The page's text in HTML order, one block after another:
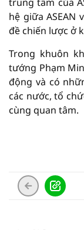
hệ giữa ASEAN
đề chiến lược ở
Trong khuôn
tướng Phạm
động và có
các nước, tổ
cùng quan tâm.